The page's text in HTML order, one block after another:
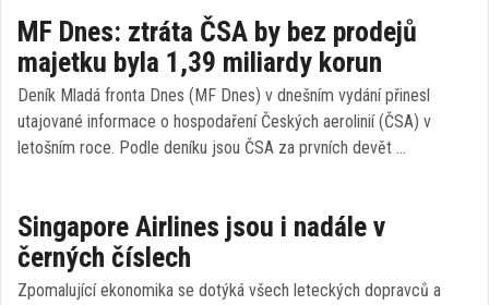
MF Dnes: ztráta ČSA by bez prodejů
majetku byla 1,39 miliardy korun
Deník Mladá fronta Dnes (MF Dnes) v dnešním vydání přinesl
utajované informace o hospodaření Českých aerolinií (ČSA) v
letošním roce. Podle deníku jsou ČSA za prvních devět …
Singapore Airlines jsou i nadále v
černých číslech
Zpomalující ekonomika se dotýká všech leteckých dopravců a